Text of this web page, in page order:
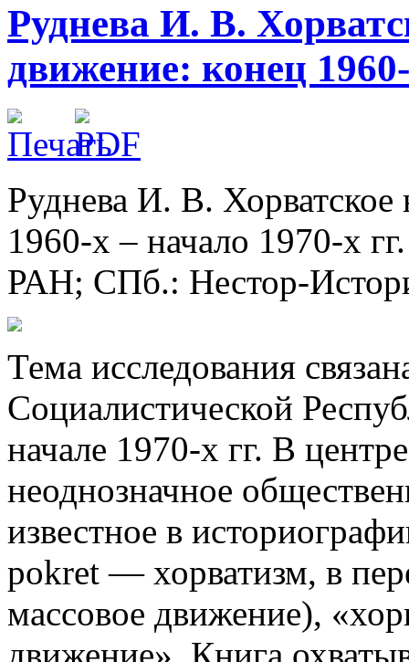
Руднева И. В.
движение: конец
Руднева И. В.
1960-х – начало 1970-х
РАН; СПб.: Нестор-
Тема исследования
Социалистической
начале 1970-х гг. В
неоднозначное
известное в
pokret — хорватизм, в
массовое движение),
движение». Книга